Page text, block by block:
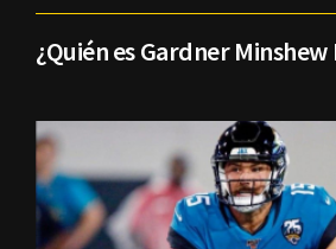
¿Quién es Gardner Minshew